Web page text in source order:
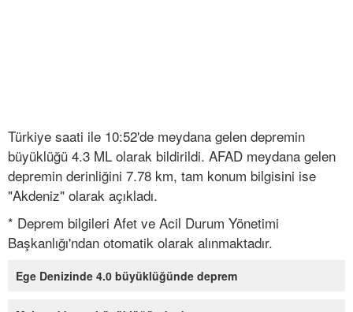
Türkiye saati ile 10:52'de meydana gelen depremin
büyüklüğü 4.3 ML olarak bildirildi. AFAD meydana gelen
depremin derinliğini 7.78 km, tam konum bilgisini ise
"Akdeniz" olarak açıkladı.
* Deprem bilgileri Afet ve Acil Durum Yönetimi
Başkanlığı'ndan otomatik olarak alınmaktadır.
Ege Denizinde 4.0 büyüklüğünde deprem